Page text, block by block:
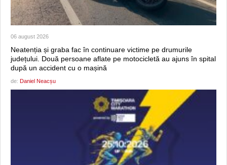
06 august 2026
Neatenția și graba fac în continuare victime pe drumurile
județului. Două persoane aflate pe motocicletă au ajuns în spital
după un accident cu o mașină
de: Daniel Neacșu